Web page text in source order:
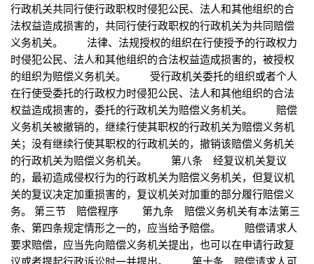
行政机关共同行使行政职权时侵犯公民、法人和其他组织的合
法权益造成损害的，共同行使行政职权的行政机关为共同赔偿
义务机关。 法律、法规授权的组织在行使授予的行政权力
时侵犯公民、法人和其他组织的合法权益造成损害的，被授权
的组织为赔偿义务机关。 受行政机关委托的组织或者个人
在行使受委托的行政权力时侵犯公民、法人和其他组织的合法
权益造成损害的，委托的行政机关为赔偿义务机关。 赔偿
义务机关被撤销的，继续行使其职权的行政机关为赔偿义务机
关；没有继续行使其职权的行政机关的，撤销该赔偿义务机关
的行政机关为赔偿义务机关。 第八条 经复议机关复议
的，最初造成侵权行为的行政机关为赔偿义务机关，但复议机
关的复议决定加重损害的，复议机关对加重的部分履行赔偿义
务。 第三节 赔偿程序 第九条 赔偿义务机关有本法第三
条、第四条规定情形之一的，应当给予赔偿。 赔偿请求人
要求赔偿，应当先向赔偿义务机关提出，也可以在申请行政复
议或者提起行政诉讼时一并提出。 第十条 赔偿请求人可